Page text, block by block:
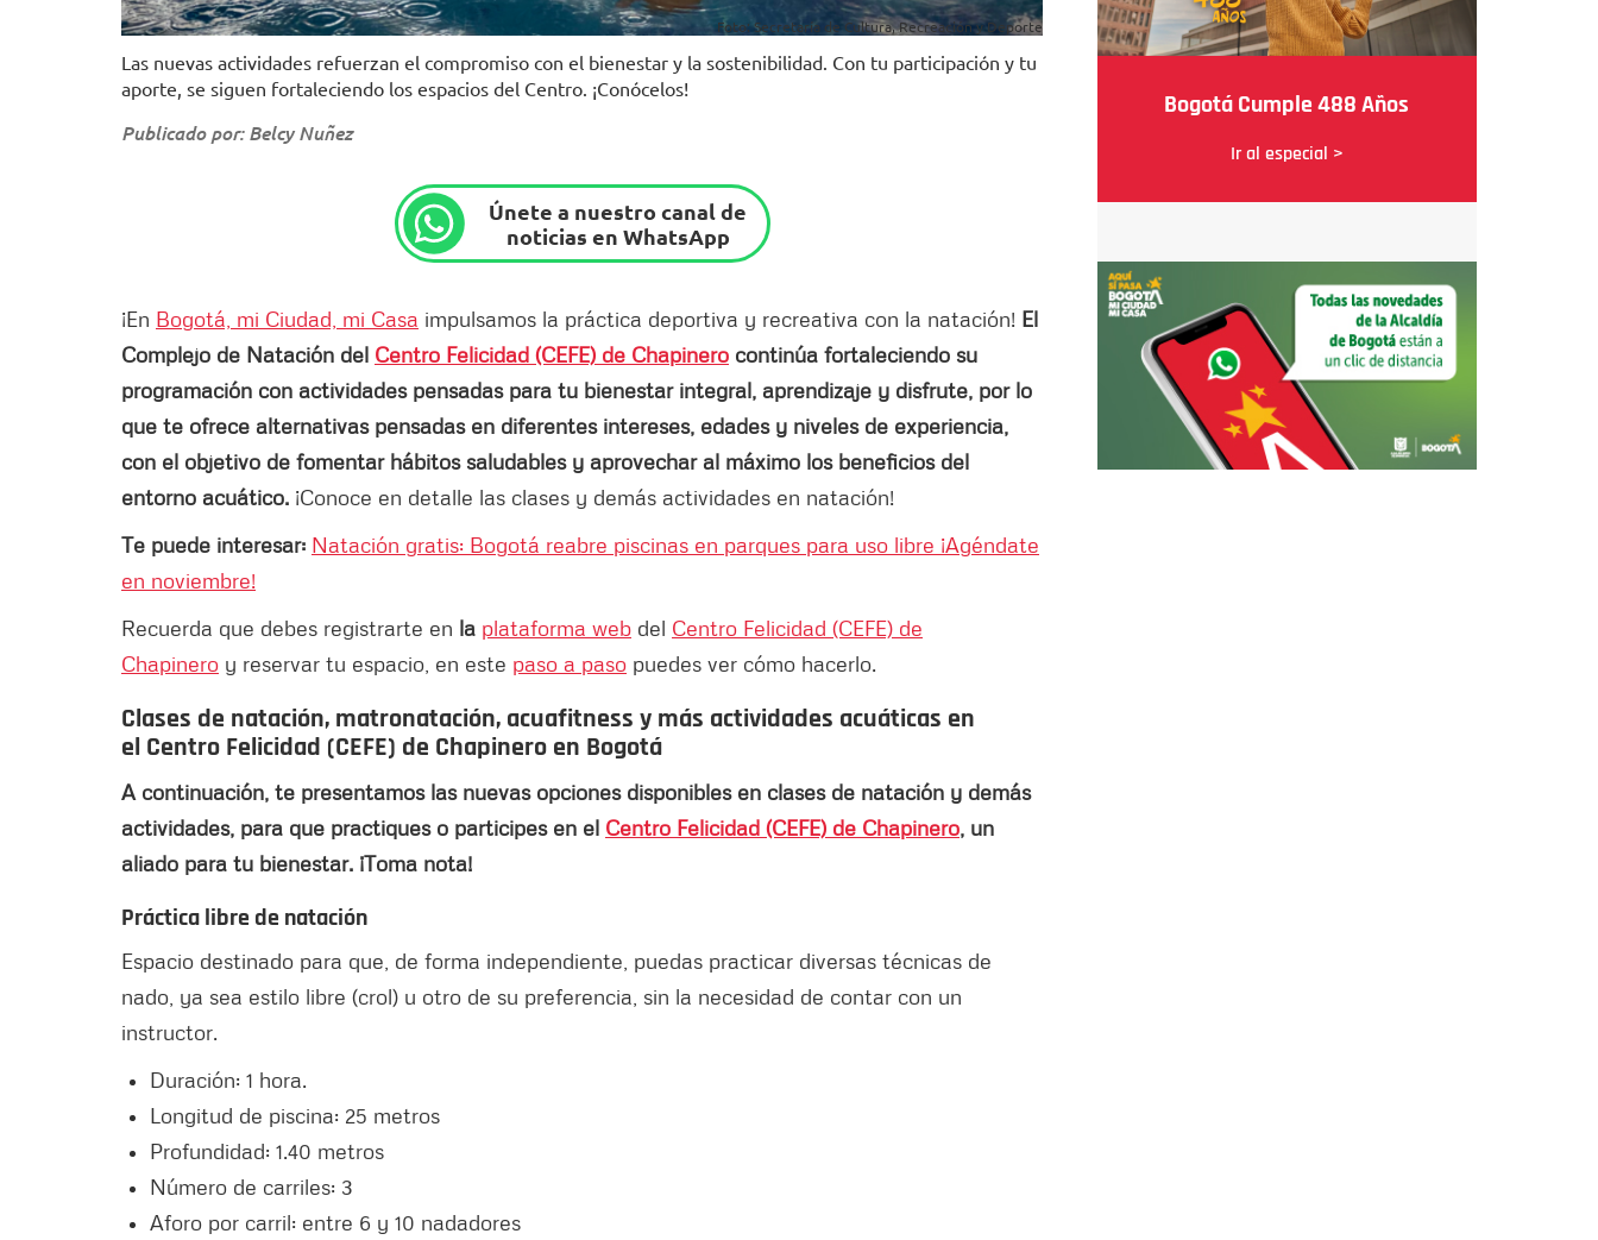
Foto: Secretaría de Cultura, Recreación y Deporte
Las nuevas actividades refuerzan el compromiso con el bienestar y la sostenibilidad. Con tu participación y tu
aporte, se siguen fortaleciendo los espacios del Centro. ¡Conócelos!
Publicado por: Belcy Nuñez
Únete a nuestro canal de
noticias en WhatsApp
¡En Bogotá, mi Ciudad, mi Casa impulsamos la práctica deportiva y recreativa con la natación! El
Complejo de Natación del Centro Felicidad (CEFE) de Chapinero continúa fortaleciendo su
programación con actividades pensadas para tu bienestar integral, aprendizaje y disfrute, por lo
que te ofrece alternativas pensadas en diferentes intereses, edades y niveles de experiencia,
con el objetivo de fomentar hábitos saludables y aprovechar al máximo los beneficios del
entorno acuático. ¡Conoce en detalle las clases y demás actividades en natación!
Te puede interesar: Natación gratis: Bogotá reabre piscinas en parques para uso libre ¡Agéndate
en noviembre!
Recuerda que debes registrarte en la plataforma web del Centro Felicidad (CEFE) de
Chapinero y reservar tu espacio, en este paso a paso puedes ver cómo hacerlo.
Clases de natación, matronatación, acuafitness y más actividades acuáticas en
el Centro Felicidad (CEFE) de Chapinero en Bogotá
A continuación, te presentamos las nuevas opciones disponibles en clases de natación y demás
actividades, para que practiques o participes en el Centro Felicidad (CEFE) de Chapinero, un
aliado para tu bienestar. ¡Toma nota!
Práctica libre de natación
Espacio destinado para que, de forma independiente, puedas practicar diversas técnicas de
nado, ya sea estilo libre (crol) u otro de su preferencia, sin la necesidad de contar con un
instructor.
Duración: 1 hora.
Longitud de piscina: 25 metros
Profundidad: 1.40 metros
Número de carriles: 3
Aforo por carril: entre 6 y 10 nadadores
Bogotá Cumple 488 Años
Ir al especial >